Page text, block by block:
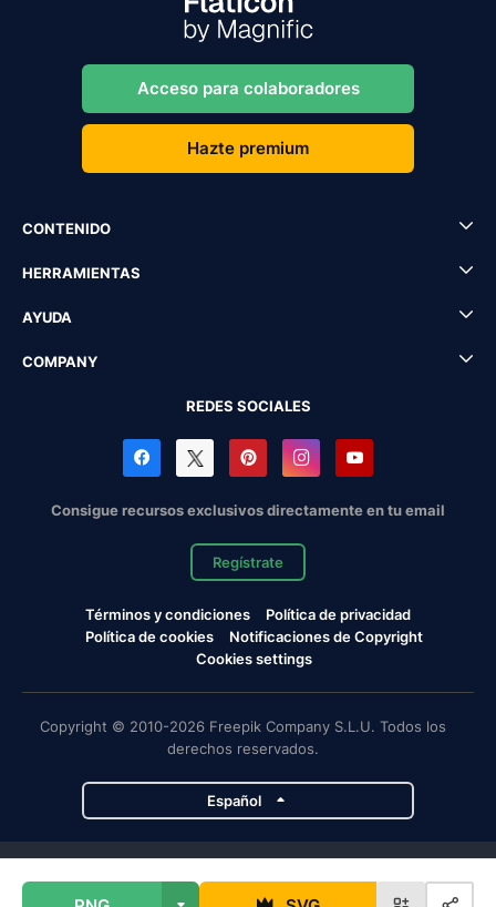
Acceso para colaboradores
Hazte premium
CONTENIDO
HERRAMIENTAS
AYUDA
COMPANY
REDES SOCIALES
Consigue recursos exclusivos directamente en tu email
Regístrate
Términos y condiciones
Política de privacidad
Política de cookies
Notificaciones de Copyright
Cookies settings
Copyright © 2010-2026 Freepik Company S.L.U. Todos los
derechos reservados.
Español